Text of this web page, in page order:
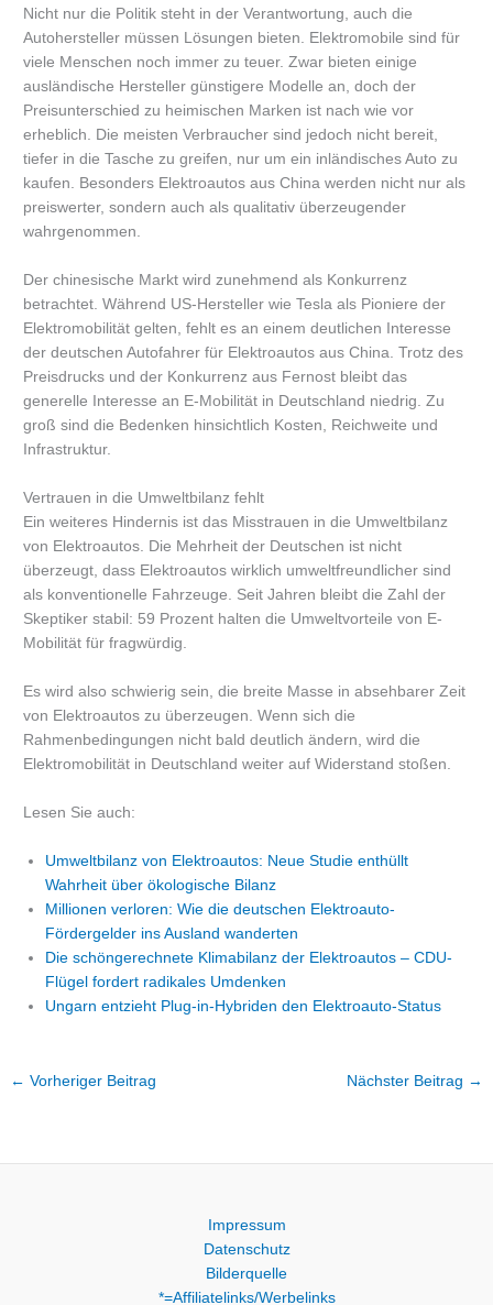
Nicht nur die Politik steht in der Verantwortung, auch die
Autohersteller müssen Lösungen bieten. Elektromobile sind für
viele Menschen noch immer zu teuer. Zwar bieten einige
ausländische Hersteller günstigere Modelle an, doch der
Preisunterschied zu heimischen Marken ist nach wie vor
erheblich. Die meisten Verbraucher sind jedoch nicht bereit,
tiefer in die Tasche zu greifen, nur um ein inländisches Auto zu
kaufen. Besonders Elektroautos aus China werden nicht nur als
preiswerter, sondern auch als qualitativ überzeugender
wahrgenommen.
Der chinesische Markt wird zunehmend als Konkurrenz
betrachtet. Während US-Hersteller wie Tesla als Pioniere der
Elektromobilität gelten, fehlt es an einem deutlichen Interesse
der deutschen Autofahrer für Elektroautos aus China. Trotz des
Preisdrucks und der Konkurrenz aus Fernost bleibt das
generelle Interesse an E-Mobilität in Deutschland niedrig. Zu
groß sind die Bedenken hinsichtlich Kosten, Reichweite und
Infrastruktur.
Vertrauen in die Umweltbilanz fehlt
Ein weiteres Hindernis ist das Misstrauen in die Umweltbilanz
von Elektroautos. Die Mehrheit der Deutschen ist nicht
überzeugt, dass Elektroautos wirklich umweltfreundlicher sind
als konventionelle Fahrzeuge. Seit Jahren bleibt die Zahl der
Skeptiker stabil: 59 Prozent halten die Umweltvorteile von E-
Mobilität für fragwürdig.
Es wird also schwierig sein, die breite Masse in absehbarer Zeit
von Elektroautos zu überzeugen. Wenn sich die
Rahmenbedingungen nicht bald deutlich ändern, wird die
Elektromobilität in Deutschland weiter auf Widerstand stoßen.
Lesen Sie auch:
Umweltbilanz von Elektroautos: Neue Studie enthüllt
Wahrheit über ökologische Bilanz
Millionen verloren: Wie die deutschen Elektroauto-
Fördergelder ins Ausland wanderten
Die schöngerechnete Klimabilanz der Elektroautos – CDU-
Flügel fordert radikales Umdenken
Ungarn entzieht Plug-in-Hybriden den Elektroauto-Status
← Vorheriger Beitrag Nächster Beitrag →
Impressum
Datenschutz
Bilderquelle
*=Affiliatelinks/Werbelinks